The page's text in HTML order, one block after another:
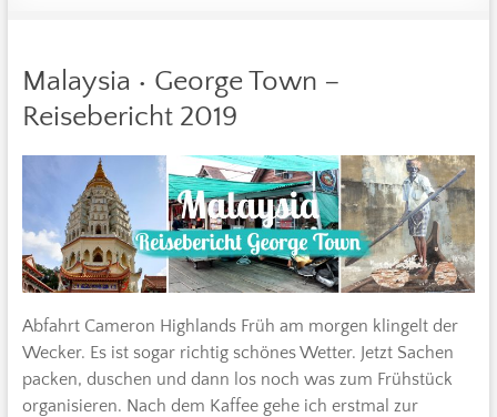
Malaysia • George Town –
Reisebericht 2019
Abfahrt Cameron Highlands Früh am morgen klingelt der
Wecker. Es ist sogar richtig schönes Wetter. Jetzt Sachen
packen, duschen und dann los noch was zum Frühstück
organisieren. Nach dem Kaffee gehe ich erstmal zur